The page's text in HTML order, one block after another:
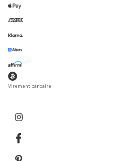
Virement bancaire